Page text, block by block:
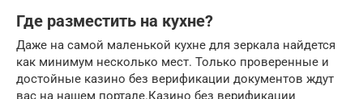
Где разместить на кухне?
Даже на самой маленькой кухне для зеркала найдется
как минимум несколько мест. Только проверенные и
достойные казино без верификации документов ждут
вас на нашем портале.Казино без верификации